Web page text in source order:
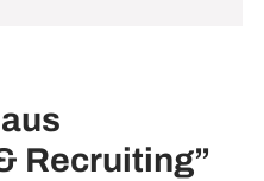
Recruiting”